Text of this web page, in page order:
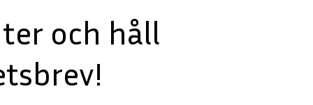
och håll